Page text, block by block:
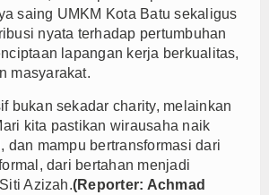
saing UMKM Kota Batu sekaligus
nyata terhadap pertumbuhan
lapangan kerja berkualitas,
masyarakat.
bukan sekadar charity, melainkan
kita pastikan wirausaha naik
dan mampu bertransformasi dari
dari bertahan menjadi
Azizah.(Reporter: Achmad